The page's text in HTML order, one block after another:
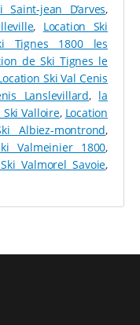
nous vous
boutique. L’offre
poussettes
que toute la
enneigées.
CHEZ
au centre du
Quant aux pistes
vos vacances :
Saint-jean D’arves,
, Location Ski
Tignes 1800 les
de Ski Tignes le
Ski Val Cenis
Lanslevillard, la
Ski Valloire, Location
Albiez-montrond,
Valmeinier 1800,
Valmorel Savoie,